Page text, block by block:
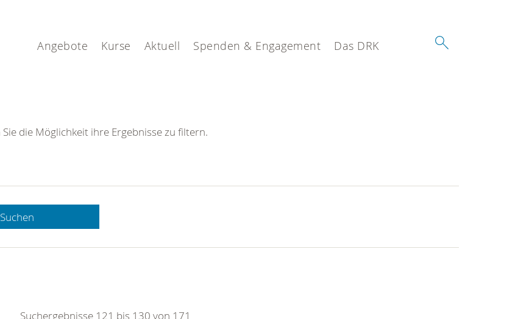
Angebote Kurse Aktuell Spenden & Engagement Das DRK
die Möglichkeit ihre Ergebnisse zu filtern.
Suchen
Suchergebnisse 121 bis 130 von 171